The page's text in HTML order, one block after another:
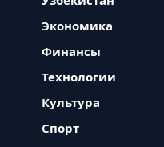
Экономика
Финансы
Технологии
Культура
Спорт